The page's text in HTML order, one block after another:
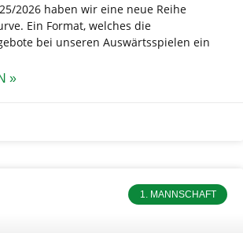
2026 haben wir eine neue Reihe
Ein Format, welches die
bei unseren Auswärtsspielen ein
»
1. MANNSCHAFT